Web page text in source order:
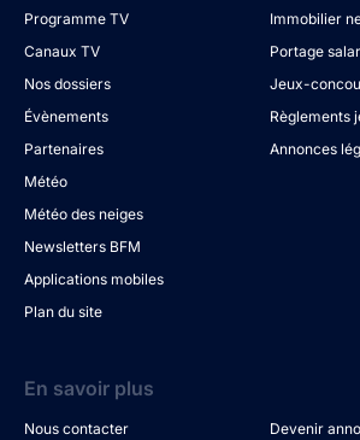
Programme TV
Canaux TV
Nos dossiers
Évènements
Partenaires
Météo
Météo des neiges
Newsletters BFM
Applications mobiles
Plan du site
Immobilier
Portage
Jeux-
Règlements
Annonces
En savoir plus
Nous contacter
Devenir